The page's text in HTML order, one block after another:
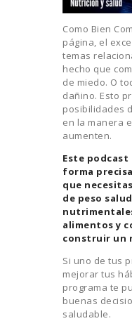
Como Bien
página, el
temas
hecho que
de miedo. O
dañino. Esto
posibilidades
en la manera
aumenten.
Este podcast
forma
que
de peso
alimentos y
construir un
Si uno de tus
mejorar tus
programa te
buenas
saludable.